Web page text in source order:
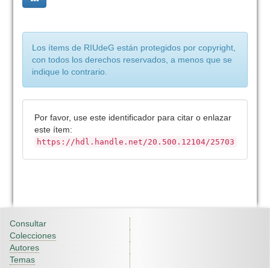
Los ítems de RIUdeG están protegidos por copyright,
con todos los derechos reservados, a menos que se
indique lo contrario.
Por favor, use este identificador para citar o enlazar
este ítem:
https://hdl.handle.net/20.500.12104/25703
Consultar
Colecciones
Autores
Temas